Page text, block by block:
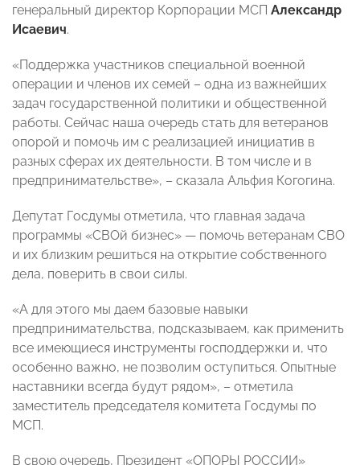
генеральный директор Корпорации МСП Александр
Исаевич.
«Поддержка участников специальной военной
операции и членов их семей – одна из важнейших
задач государственной политики и общественной
работы. Сейчас наша очередь стать для ветеранов
опорой и помочь им c реализацией инициатив в
разных сферах их деятельности. В том числе и в
предпринимательстве», – сказала Альфия Когогина.
Депутат Госдумы отметила, что главная задача
программы «СВОй бизнес» — помочь ветеранам СВО
и их близким решиться на открытие собственного
дела, поверить в свои силы.
«А для этого мы даем базовые навыки
предпринимательства, подсказываем, как применить
все имеющиеся инструменты господдержки и, что
особенно важно, не позволим оступиться. Опытные
наставники всегда будут рядом», – отметила
заместитель председателя комитета Госдумы по
МСП.
В свою очередь, Президент «ОПОРЫ РОССИИ»